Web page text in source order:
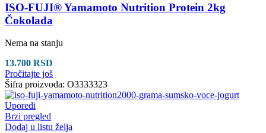
ISO-FUJI® Yamamoto Nutrition Protein 2kg
Čokolada
Nema na stanju
13.700 RSD
Pročitajte još
Šifra proizvoda: O3333323
Uporedi
Brzi pregled
Dodaj u listu želja